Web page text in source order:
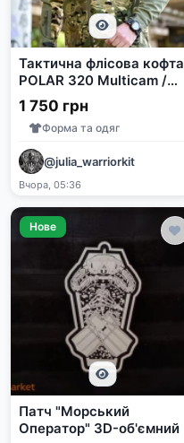
Тактична флісова кофта
POLAR 320 Multicam /
Olive
1 750 грн
Форма та одяг
@julia_warriorkit
Вчора, 05:36
Нове
Патч "Морський
Оператор" 3D-об'ємний